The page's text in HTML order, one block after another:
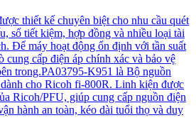
thiết kế chuyên biệt cho nhu cầu quét
sổ tiết kiệm, hợp đồng và nhiều loại tài
Để máy hoạt động ổn định với tần suất
cung cấp điện áp chính xác và bảo vệ
trong.PA03795-K951 là Bộ nguồn
cho Ricoh fi-800R. Linh kiện được
Ricoh/PFU, giúp cung cấp nguồn điện
hành an toàn, kéo dài tuổi thọ và duy